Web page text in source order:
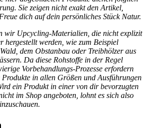
Sie zeigen nicht exakt den Artikel,
dich auf dein persönliches Stück Natur.
wir Upcycling-Materialien, die nicht explizit
hergestellt werden, wie zum Beispiel
dem Obstanbau oder Treibhölzer aus
Da diese Rohstoffe in der Regel
Vorbehandlungs-Prozesse erfordern
in allen Größen und Ausführungen
ein Produkt in einer von dir bevorzugten
im Shop angeboten, lohnt es sich also